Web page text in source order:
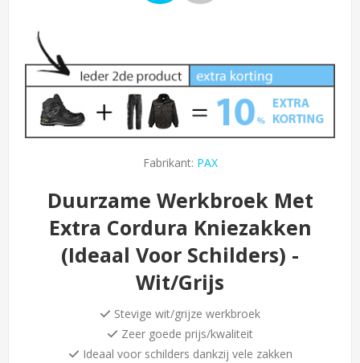
Fabrikant: PAX
Duurzame Werkbroek Met
Extra Cordura Kniezakken
(Ideaal Voor Schilders) -
Wit/Grijs
Stevige wit/grijze werkbroek
Zeer goede prijs/kwaliteit
Ideaal voor schilders dankzij vele zakken